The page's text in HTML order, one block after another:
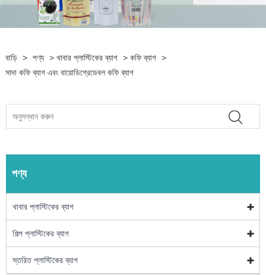
বাড়ি > পণ্য > খাবার প্লাস্টিকের ব্যাগ > কফি ব্যাগ >
সাদা কফি ব্যাগ এবং বায়োডিগ্রেডেবল কফি ব্যাগ
পণ্য
খাবার প্লাস্টিকের ব্যাগ
শিল্প প্লাস্টিকের ব্যাগ
স্তরিত প্লাস্টিকের ব্যাগ